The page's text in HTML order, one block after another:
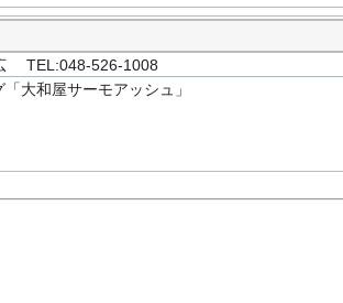
TEL:048-526-1008
大和屋サーモアッシュ」